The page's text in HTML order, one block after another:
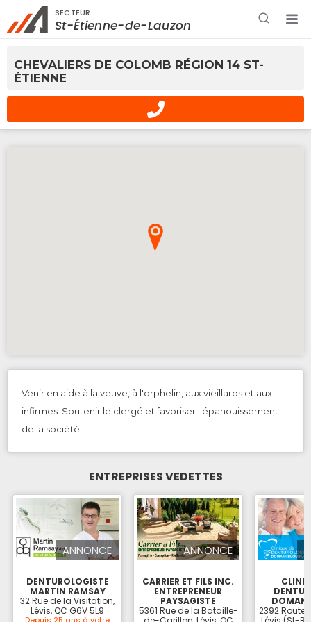
Rechercher à proximité - Entreprise / Rabais /
Services
SECTEUR
St-Étienne-de-Lauzon
CHEVALIERS DE COLOMB RÉGION 14 ST-
ÉTIENNE
Venir en aide à la veuve, à l'orphelin, aux vieillards et aux
infirmes. Soutenir le clergé et favoriser l'épanouissement
de la société.
ENTREPRISES VEDETTES
ANNONCE
DENTUROLOGISTE
MARTIN RAMSAY
32 Rue de la Visitation,
Lévis, QC G6V 5L9
Depuis 25 ans à votre
ANNONCE
CARRIER ET FILS INC.
ENTREPRENEUR
PAYSAGISTE
5361 Rue de la Bataille-
2392 Route